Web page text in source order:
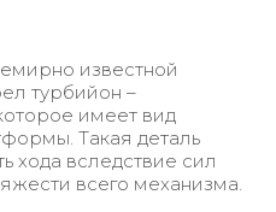
известной
турбийон –
имеет вид
Такая деталь
хода вследствие сил
всего механизма.